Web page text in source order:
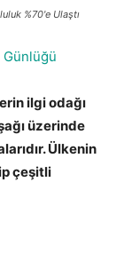
%70'e Ulaştı
ilgi odağı
üzerinde
Ülkenin
çeşitli